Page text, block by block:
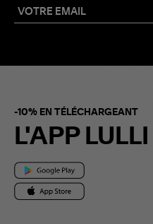
-10% EN TÉLÉCHARGEANT
L'APP LULLI